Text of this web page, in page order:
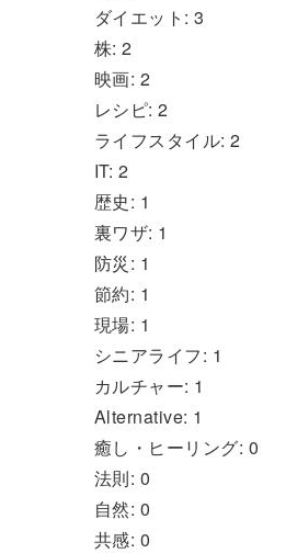
ダイエット: 3
株: 2
映画: 2
レシピ: 2
ライフスタイル: 2
IT: 2
歴史: 1
裏ワザ: 1
防災: 1
節約: 1
現場: 1
シニアライフ: 1
カルチャー: 1
Alternative: 1
癒し・ヒーリング: 0
法則: 0
自然: 0
共感: 0